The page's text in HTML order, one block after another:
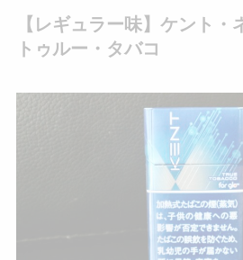
【レギュラー味】ケント・
トゥルー・タバコ